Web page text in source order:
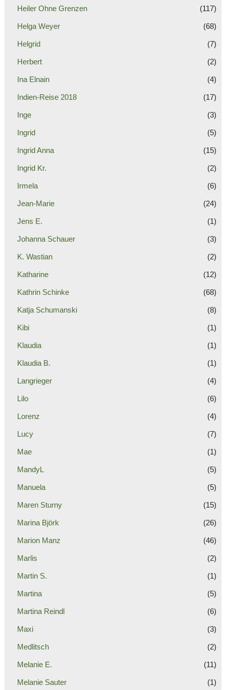
Heiler Ohne Grenzen (117)
Helga Weyer (68)
Helgrid (7)
Herbert (2)
Ina Elnain (4)
Indien-Reise 2018 (17)
Inge (3)
Ingrid (5)
Ingrid Anna (15)
Ingrid Kr. (2)
Irmela (6)
Jean-Marie (24)
Jens E. (1)
Johanna Schauer (3)
K. Wastian (2)
Katharine (12)
Kathrin Schinke (68)
Katja Schumanski (8)
Kibi (1)
Klaudia (1)
Klaudia B. (1)
Langrieger (4)
Lilo (6)
Lorenz (4)
Lucy (7)
Mae (1)
MandyL (5)
Manuela (5)
Maren Sturny (15)
Marina Björk (26)
Marion Manz (46)
Marlis (2)
Martin S. (1)
Martina (5)
Martina Reindl (6)
Maxi (3)
Medlitsch (2)
Melanie E. (11)
Melanie Sauter (1)